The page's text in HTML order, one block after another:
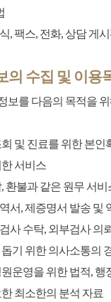
, 팩스, 전화, 상담 게
의 수집 및 이용
보를 다음의 목적을
및 진료를 위한 본인
서비스
환불과 같은 원무 서비
서, 제증명서 발송 및
사 수탁, 외부검사 의뢰
기 위한 의사소통의
운영을 위한 법적, 행
최소한의 분석 자료